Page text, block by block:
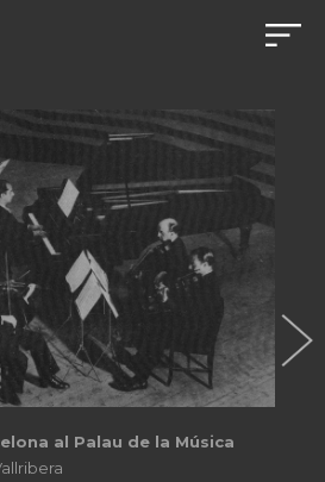
Vendrell en un recital que va
de Barcelona el 8 de